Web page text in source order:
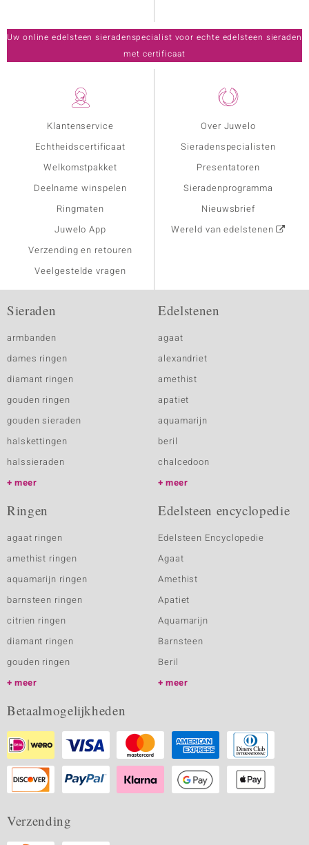
Klantenservice
Echtheidscertificaat
Welkomstpakket
Deelname winspelen
Ringmaten
Juwelo App
Verzending en retouren
Veelgestelde vragen
Over Juwelo
Sieradenspecialisten
Presentatoren
Sieradenprogramma
Nieuwsbrief
Wereld van edelstenen
Uw online edelsteen sieradenspecialist voor echte edelsteen sieraden
met certificaat
Sieraden
armbanden
dames ringen
diamant ringen
gouden ringen
gouden sieraden
halskettingen
halssieraden
meer
Edelstenen
agaat
alexandriet
amethist
apatiet
aquamarijn
beril
chalcedoon
meer
Ringen
agaat ringen
amethist ringen
aquamarijn ringen
barnsteen ringen
citrien ringen
diamant ringen
gouden ringen
meer
Edelsteen encyclopedie
Edelsteen Encyclopedie
Agaat
Amethist
Apatiet
Aquamarijn
Barnsteen
Beril
meer
Betaalmogelijkheden
Verzending